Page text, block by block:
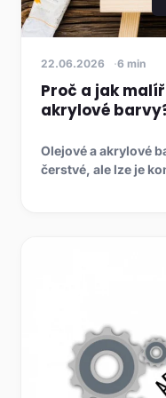
22.06.2026 6 min
Proč a jak
akrylové
Olejové a akrylové
čerstvé, ale lze je